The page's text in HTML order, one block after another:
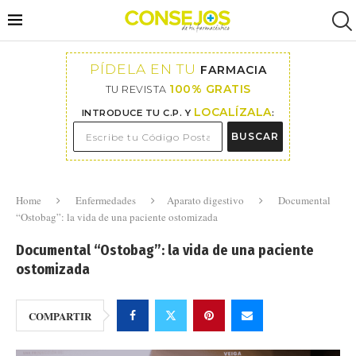
PÍDELA EN TU FARMACIA
TU REVISTA 100% GRATIS
INTRODUCE TU C.P. Y LOCALÍZALA:
BUSCAR
Home Enfermedades Aparato digestivo
Documental
“Ostobag”: la vida de una paciente ostomizada
Documental “Ostobag”: la vida de una paciente
ostomizada
COMPARTIR